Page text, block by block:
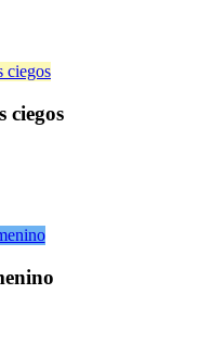
ciegos